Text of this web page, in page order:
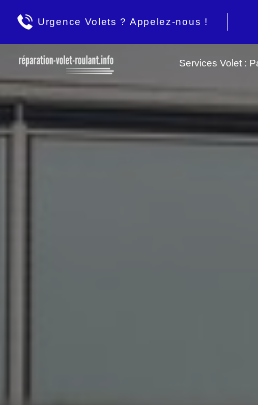
Urgence Volets ? Appelez-nous !
Services Volet :